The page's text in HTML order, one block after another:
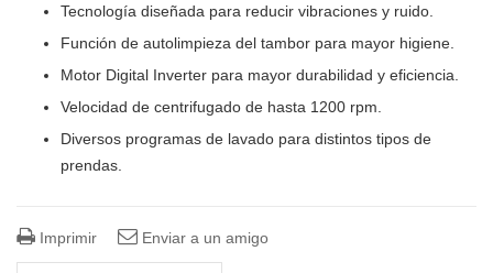
Tecnología diseñada para reducir vibraciones y ruido.
Función de autolimpieza del tambor para mayor higiene.
Motor Digital Inverter para mayor durabilidad y eficiencia.
Velocidad de centrifugado de hasta 1200 rpm.
Diversos programas de lavado para distintos tipos de
prendas.
Imprimir Enviar a un amigo